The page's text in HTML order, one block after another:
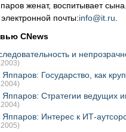
женат, воспитывает
почты:info@it.ru
CNews
и
Яппаров: Государство, как
Яппаров: Стратегии ведущих
Яппаров: Интерес к ИТ-